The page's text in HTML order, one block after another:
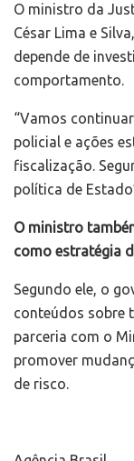
O ministro da
César Lima e
depende de
comportamento.
“Vamos
policial e ações
fiscalização.
política de
O ministro
como estratégia
Segundo ele, o
conteúdos sobre
parceria com o
promover
de risco.